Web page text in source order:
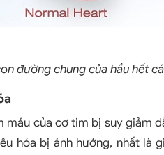
đường chung của hầu hết
máu của cơ tim bị suy giảm
hóa bị ảnh hưởng, nhất là